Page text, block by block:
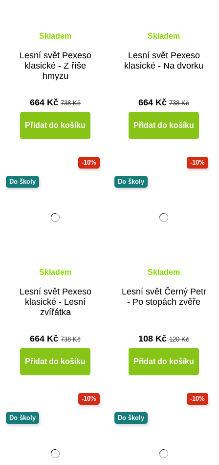
Skladem
Lesní svět Pexeso
klasické - Z říše
hmyzu
664 Kč 738 Kč
Přidat do košíku
Skladem
Lesní svět Pexeso
klasické - Na dvorku
664 Kč 738 Kč
Přidat do košíku
-10%
Do školy
Skladem
Lesní svět Pexeso
klasické - Lesní
zvířátka
664 Kč 738 Kč
Přidat do košíku
-10%
Do školy
Skladem
Lesní svět Černý Petr
- Po stopách zvěře
108 Kč 120 Kč
Přidat do košíku
-10%
Do školy
-10%
Do školy